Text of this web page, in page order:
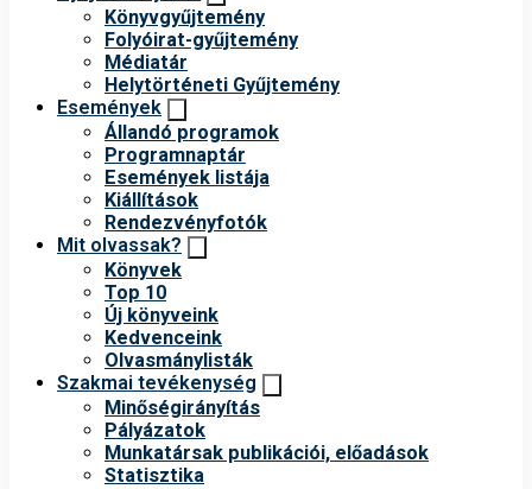
Könyvgyűjtemény
Folyóirat-gyűjtemény
Médiatár
Helytörténeti Gyűjtemény
Események
Állandó programok
Programnaptár
Események listája
Kiállítások
Rendezvényfotók
Mit olvassak?
Könyvek
Top 10
Új könyveink
Kedvenceink
Olvasmánylisták
Szakmai tevékenység
Minőségirányítás
Pályázatok
Munkatársak publikációi, előadások
Statisztika